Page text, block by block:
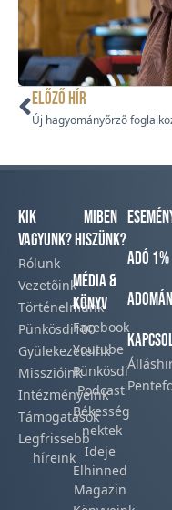
ELŐZŐ HÍR
Kik
vagyunk?
Rólunk
Vezetőink
Történelmünk​
Pünkösdi100
Gyülekezeteink​
Misszióink​
Intézményeink
Támogatások
Legfrissebb
híreink​
Miben
hiszünk?
Média &
Könyv
Facebook​
Youtube
Pünkösdi
Podcast​
Békesség
nektek
Ideje
Elhinned
Magazin
Adó 1%